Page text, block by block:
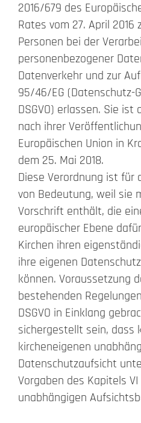
2016/679 des
Rates vom 27. April
Personen bei der
personenbezogener
Datenverkehr und zur
95/46/EG (Datenschutz-
DSGVO) erlassen. Sie
nach ihrer
Europäischen Union in
dem 25. Mai 2018.
Diese Verordnung ist für
von Bedeutung, weil sie
Vorschrift enthält, die
europäischer Ebene
Kirchen ihren
ihre eigenen
können. Voraussetzung
bestehenden
DSGVO in Einklang
sichergestellt sein, dass
kircheneigenen
Datenschutzaufsicht
Vorgaben des Kapitels VI
unabhängigen